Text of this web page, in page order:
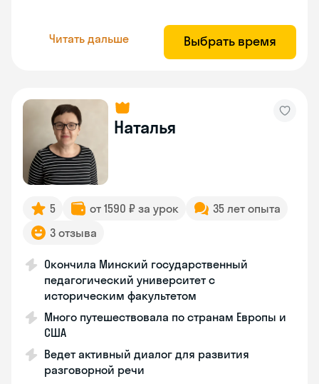
Читать дальше Выбрать время
Наталья
5 от 1590 ₽ за урок
35 лет опыта
3 отзыва
Окончила Минский государственный
педагогический университет с
историческим факультетом
Много путешествовала по странам Европы и
США
Ведет активный диалог для развития
разговорной речи